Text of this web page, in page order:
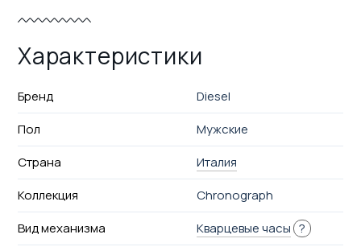
Характеристики
Бренд
Diesel
Пол
Мужские
Страна
Италия
Коллекция
Chronograph
Вид механизма
Кварцевые часы ?